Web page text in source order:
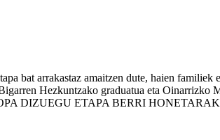
bat arrakastaz amaitzen dute, haien familiek
Hezkuntzako graduatua eta Oinarrizko
DIZUEGU ETAPA BERRI